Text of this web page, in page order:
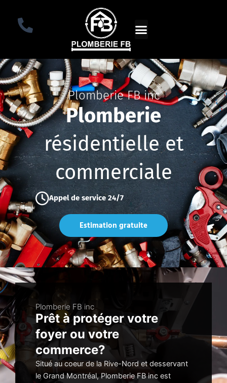
contenu
Plomberie FB inc
Plomberie
résidentielle et
commerciale
Appel de service 24/7
Estimation gratuite
Plomberie FB inc
Prêt à protéger votre
foyer ou votre
commerce?
Situé au coeur de la Rive-Nord et desservant
le Grand Montréal, Plomberie FB inc est